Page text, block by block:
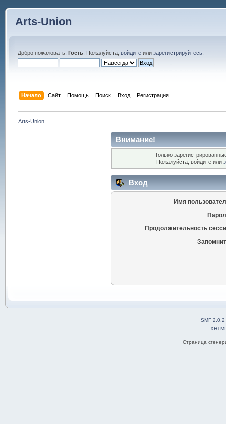
Arts-Union
Добро пожаловать, Гость. Пожалуйста, войдитеили зарегистрируйтесь.
Начало Сайт Помощь Поиск Вход Регистрация
Arts-Union
Внимание!
Только
Пожалуйста, войдите или
Вход
Имя
Продолжительность
SMF 2.0.2
Страница